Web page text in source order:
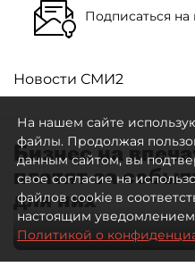
Подписаться на
Новости СМИ2
Бизнес на
платят за
для них
На нашем сайте
файлы. Продолжая
данным сайтом, вы
свое согласие на
файлов cookie в
настоящим
Политикой о